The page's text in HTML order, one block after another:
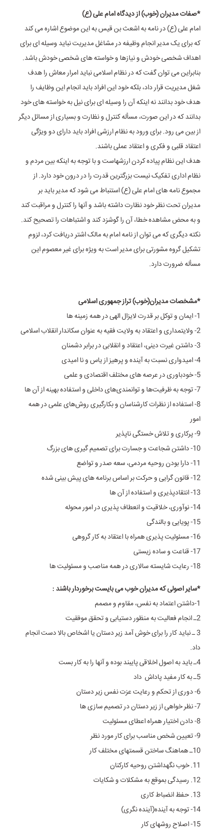
*صفات مدیران (خوب) از دیدگاه امام علی (ع)
امام علی (ع) در نامه به اشعث بن قیس به این موضوع اشاره می کند
که برای یک مدیر انجام وظیفه در مشاغل مدیریت نباید وسیله ای برای
اهداف شخصی خودش و نیازها و خواسته های شخصی خودش باشد.
بنابراین می توان گفت که در نظام اسلامی نباید امرار معاش را هدف
شغل مدیریت قرار داد، بلکه خود این افراد باید انجام این وظایف را
هدف خود بدانند نه اینکه آن را وسیله ای برای نیل به خواسته های خود
بدانند که در این صورت، مسأله کنترل و نظارت و بسیاری از مسائل دیگر
از بین می رود. برای ورود به نظام ارزشی افراد باید دارای دو ویژگی
اعتقاد قلبی و فکری و اعتقاد عملی باشند.
هدف این نظام پیاده کردن ارزشهاست و با توجه به اینکه بین مردم و
نظام اداری تفکیک نیست بزرگترین قدرت را در درون خود دارد. از
مجموع نامه های امام علی (ع) استنباط می شود که مدیر باید بر
مدیران تحت نظر خود نظارت داشته باشد و آنها را کنترل و مراقبت کند
و به محض مشاهده خطا، آن را گوشزد کند و اشتباهات را تصحیح کند.
نکته دیگری که می توان از نامه امام به مالک اشتر دریافت کرد، لزوم
تشکیل گروه مشورتی برای مدیر است به ویژه برای غیر معصوم این
مسأله ضرورت دارد.
*مشخصات مدیران(خوب) تراز جمهوری اسلامی
1- ایمان و توکل بر قدرت لایزال الهی در همه زمینه ها
2- ولایتمداری و اعتقاد به ولایت فقیه به عنوان سکاندار انقلاب اسلامی
3- داشتن غیرت دینی، اعتقاد و انقلابی در برابر دشمنان
4- امیدواری نسبت به آینده و پرهیز از یاس و نا امیدی
5- خودباوری در عرصه های مختلف اقتصادی و علمی
7- توجه به ظرفیت‌ها و توانمندی‌های داخلی و استفاده بهینه از آن ها
8- استفاده از نظرات کارشناسان و بکارگیری روش‌های علمی در همه
امور
9- پرکاری و تلاش خستگی ناپذیر
10- داشتن شجاعت و جسارت برای تصمیم گیری های بزرگ
11- دارا بودن روحیه مردمی، سعه صدر و تواضع
12- قانون گرایی و حرکت بر اساس برنامه‌ های پیش بینی شده
13- انتقادپذیری و استفاده از آن ها
14- نوآوری، خلاقیت و انعطاف پذیری در امور محوله
15- پویایی و بالندگی
16- مسئولیت پذیری همراه با اعتقاد به کار گروهی
17- قناعت و ساده زیستی
18- رعایت شایسته سالاری در همه مناصب و مسئولیت ها
*سایر اصولی که مدیران خوب می بایست برخوردار باشند :
1-داشتن اعتماد به نفس، مقاوم و مصمم
2ـ انجام فعالیت به منظور دستیابى و تحقق موفقیت
3 ـ نباید کار را برای خوش آمد زیر دستان یا اشخاص بالا دست انجام
داد.
4ـ باید به اصول اخلاقی پایبند بوده و آنها را به کار بست
5ـ به کار مفید پاداش داد
6- دوری از تحکم و رعایت عزت نفس زیر دستان
7- نظر خواهی از زیر دستان در تصمیم سازی ها
8- دادن اختیار همراه اعطای مسئولیت
9- تعیین شخص مناسب برای کار مورد نظر
10ـ هماهنگ ساختن قسمتهای مختلف کار
11. خوب نگهداشتن روحیه کارکنان
12. رسیدگی بموقع به مشکلات و شکایات
13. حفظ انضباط کاری
14- توجه به آینده(آینده نگری)
15- اصلاح روشهای کار